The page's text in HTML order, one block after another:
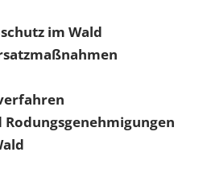
im Wald